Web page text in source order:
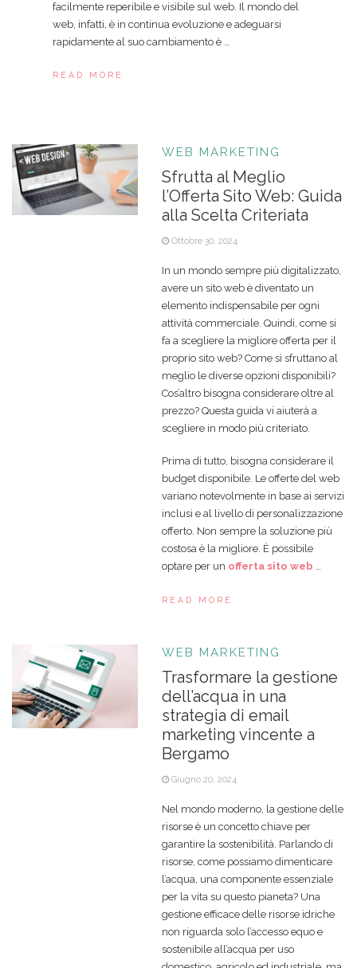
facilmente reperibile e visibile sul web. Il mondo del
web, infatti, è in continua evoluzione e adeguarsi
rapidamente al suo cambiamento è …
READ MORE
WEB MARKETING
Sfrutta al Meglio
l’Offerta Sito Web: Guida
alla Scelta Criteriata
Ottobre 30, 2024
In un mondo sempre più digitalizzato,
avere un sito web è diventato un
elemento indispensabile per ogni
attività commerciale. Quindi, come si
fa a scegliere la migliore offerta per il
proprio sito web? Come si sfruttano al
meglio le diverse opzioni disponibili?
Cos’altro bisogna considerare oltre al
prezzo? Questa guida vi aiuterà a
scegliere in modo più criteriato.
Prima di tutto, bisogna considerare il
budget disponibile. Le offerte del web
variano notevolmente in base ai servizi
inclusi e al livello di personalizzazione
offerto. Non sempre la soluzione più
costosa è la migliore. È possibile
optare per un offerta sito web …
READ MORE
WEB MARKETING
Trasformare la gestione
dell’acqua in una
strategia di email
marketing vincente a
Bergamo
Giugno 20, 2024
Nel mondo moderno, la gestione delle
risorse è un concetto chiave per
garantire la sostenibilità. Parlando di
risorse, come possiamo dimenticare
l’acqua, una componente essenziale
per la vita su questo pianeta? Una
gestione efficace delle risorse idriche
non riguarda solo l’accesso equo e
sostenibile all’acqua per uso